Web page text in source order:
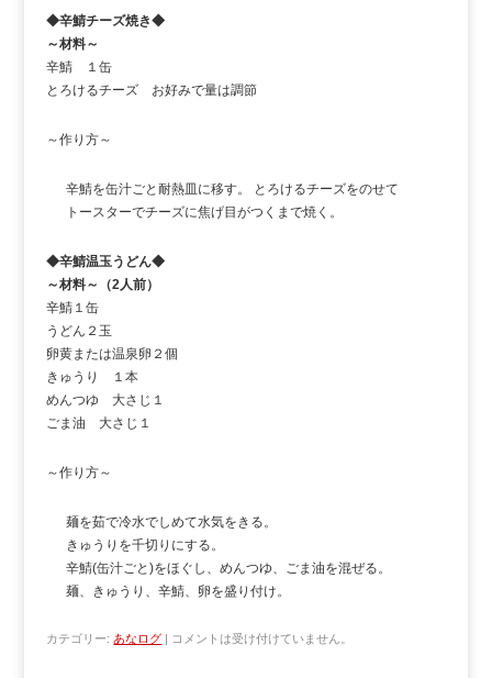
◆辛鯖チーズ焼き◆
～材料～
辛鯖 １缶
とろけるチーズ お好みで量は調節
～作り方～
辛鯖を缶汁ごと耐熱皿に移す。 とろけるチーズをのせて
トースターでチーズに焦げ目がつくまで焼く。
◆辛鯖温玉うどん◆
～材料～（2人前）
辛鯖１缶
うどん２玉
卵黄または温泉卵２個
きゅうり １本
めんつゆ 大さじ１
ごま油 大さじ１
～作り方～
麺を茹で冷水でしめて水気をきる。
きゅうりを千切りにする。
辛鯖(缶汁ごと)をほぐし、めんつゆ、ごま油を混ぜる。
麺、きゅうり、辛鯖、卵を盛り付け。
カテゴリー: あなログ コメントは受け付けていません。